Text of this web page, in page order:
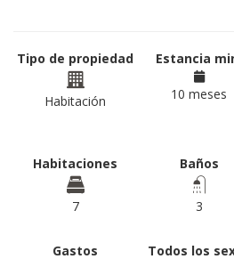
Tipo de propiedad
Habitación
Estancia
10 meses
Habitaciones
7
Baños
3
Gastos Todos los